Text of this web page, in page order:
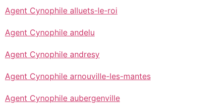
Agent Cynophile alluets-le-roi
Agent Cynophile andelu
Agent Cynophile andresy
Agent Cynophile arnouville-les-mantes
Agent Cynophile aubergenville